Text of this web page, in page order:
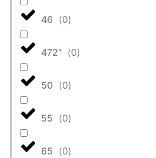
46 (0)
472" (0)
50 (0)
55 (0)
65 (0)